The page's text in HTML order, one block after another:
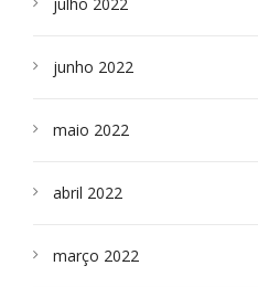
junho 2022
maio 2022
abril 2022
março 2022